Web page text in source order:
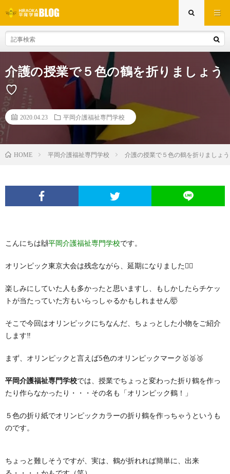
介護の授業で５色の鶴を折りましょう
♡
2020.04.23 平岡介護福祉専門学校
HOME 平岡介護福祉専門学校 介護の授業で５色の鶴を折りましょ
こんにちは🙌平岡介護福祉専門学校です。
オリンピック東京大会は残念ながら、延期になりました🏊‍♀️
楽しみにしていた人も多かったと思いますし、もしかしたらチケッ
トが当たっていた方もいらっしゃるかもしれません🤯
そこで今回はオリンピックにちなんだ、ちょっとした小物をご紹介
します‼
まず、オリンピックと言えば5色のオリンピックマーク🥇🥈🥉
平岡介護福祉専門学校では、授業でちょっと変わった折り鶴を作っ
たり作らなかったり・・・その名も「オリンピック鶴！」
５色の折り紙でオリンピックカラーの折り鶴を作っちゃうというも
のです。
ちょっと難しそうですが、実は、鶴が折れれば簡単に、出来